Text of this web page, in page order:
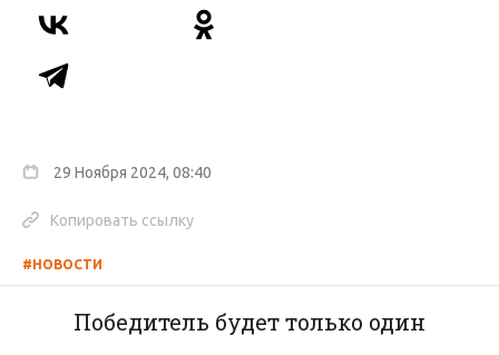
29 Ноября 2024, 08:40
Копировать ссылку
#НОВОСТИ
Победитель будет только один